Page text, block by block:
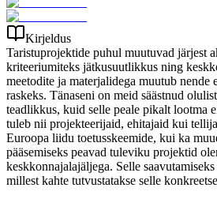
Kirjeldus
Taristuprojektide puhul muutuvad järjest
kriteeriumiteks jätkusuutlikkus ning
meetodite ja materjalidega muutub nende
raskeks. Tänaseni on meid säästnud
teadlikkus, kuid selle peale pikalt lootma
tuleb nii projekteerijaid, ehitajaid kui
Euroopa liidu toetusskeemide, kui ka
pääsemiseks peavad tuleviku projektid
keskkonnajalajäljega. Selle
millest kahte tutvustatakse selle